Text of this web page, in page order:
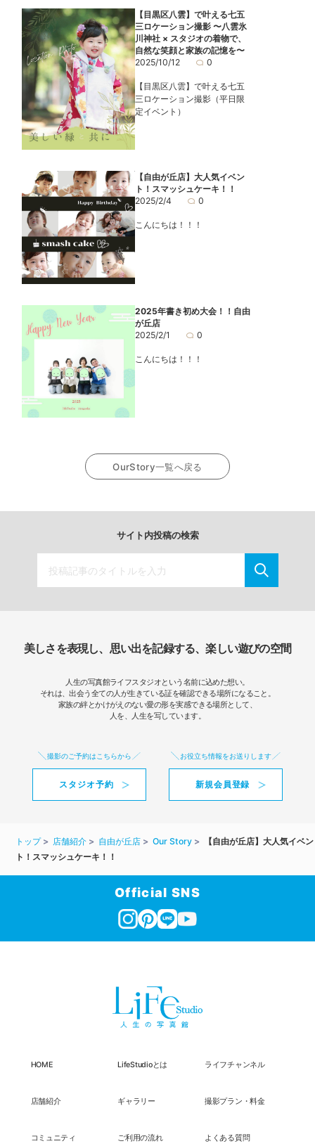
【目黒区八雲】で叶える七五
三ロケーション撮影 〜八雲氷
川神社 × スタジオの着物で、
自然な笑顔と家族の記憶を〜
2025/10/12
0
【目黒区八雲】で叶える七五
三ロケーション撮影（平日限
定イベント）
【自由が丘店】大人気イベン
ト！スマッシュケーキ！！
2025/2/4
0
こんにちは！！！
2025年書き初め大会！！自由
が丘店
2025/2/1
0
こんにちは！！！
OurStory一覧へ戻る
サイト内投稿の検索
美しさを表現し、思い出を記録する、楽しい遊びの空間
人生の写真館ライフスタジオという名前に込めた想い。
それは、出会う全ての人が生きている証を確認できる場所になること。
家族の絆とかけがえのない愛の形を実感できる場所として、
人を、人生を写しています。
撮影のご予約はこちらから
スタジオ予約
お役立ち情報をお送りします
新規会員登録
トップ 店舗紹介 自由が丘店 Our Story
【自由が丘店】大人気イベン
ト！スマッシュケーキ！！
Official SNS
HOME LifeStudioとは ライフチャンネル
店舗紹介 ギャラリー 撮影プラン・料金
コミュニティ ご利用の流れ よくある質問